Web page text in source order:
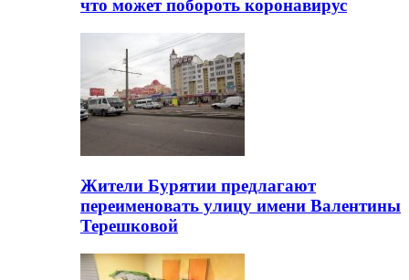
что может побороть коронавирус
Жители Бурятии предлагают
переименовать улицу имени Валентины
Терешковой